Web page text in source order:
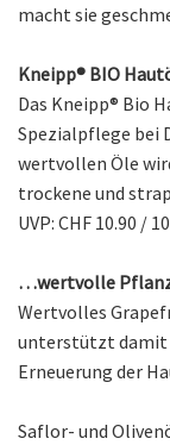
macht sie
Kneipp® BIO
Das Kneipp® Bio
Spezialpflege bei
wertvollen Öle
trockene und
UVP: CHF 10.90 /
…wertvolle
Wertvolles
unterstützt damit
Erneuerung der
Saflor- und